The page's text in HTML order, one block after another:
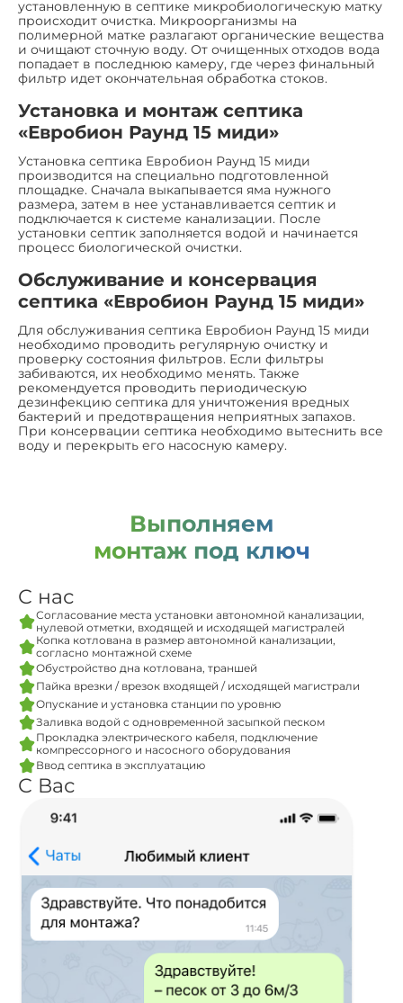
установленную в септике микробиологическую матку
происходит очистка. Микроорганизмы на
полимерной матке разлагают органические вещества
и очищают сточную воду. От очищенных отходов вода
попадает в последнюю камеру, где через финальный
фильтр идет окончательная обработка стоков.
Установка и монтаж септика
«Евробион Раунд 15 миди»
Установка септика Евробион Раунд 15 миди
производится на специально подготовленной
площадке. Сначала выкапывается яма нужного
размера, затем в нее устанавливается септик и
подключается к системе канализации. После
установки септик заполняется водой и начинается
процесс биологической очистки.
Обслуживание и консервация
септика «Евробион Раунд 15 миди»
Для обслуживания септика Евробион Раунд 15 миди
необходимо проводить регулярную очистку и
проверку состояния фильтров. Если фильтры
забиваются, их необходимо менять. Также
рекомендуется проводить периодическую
дезинфекцию септика для уничтожения вредных
бактерий и предотвращения неприятных запахов.
При консервации септика необходимо вытеснить все
воду и перекрыть его насосную камеру.
Выполняем
монтаж под ключ
С нас
Согласование места установки автономной канализации,
нулевой отметки, входящей и исходящей магистралей
Копка котлована в размер автономной канализации,
согласно монтажной схеме
Обустройство дна котлована, траншей
Пайка врезки / врезок входящей / исходящей магистрали
Опускание и установка станции по уровню
Заливка водой с одновременной засыпкой песком
Прокладка электрического кабеля, подключение
компрессорного и насосного оборудования
Ввод септика в эксплуатацию
С Вас